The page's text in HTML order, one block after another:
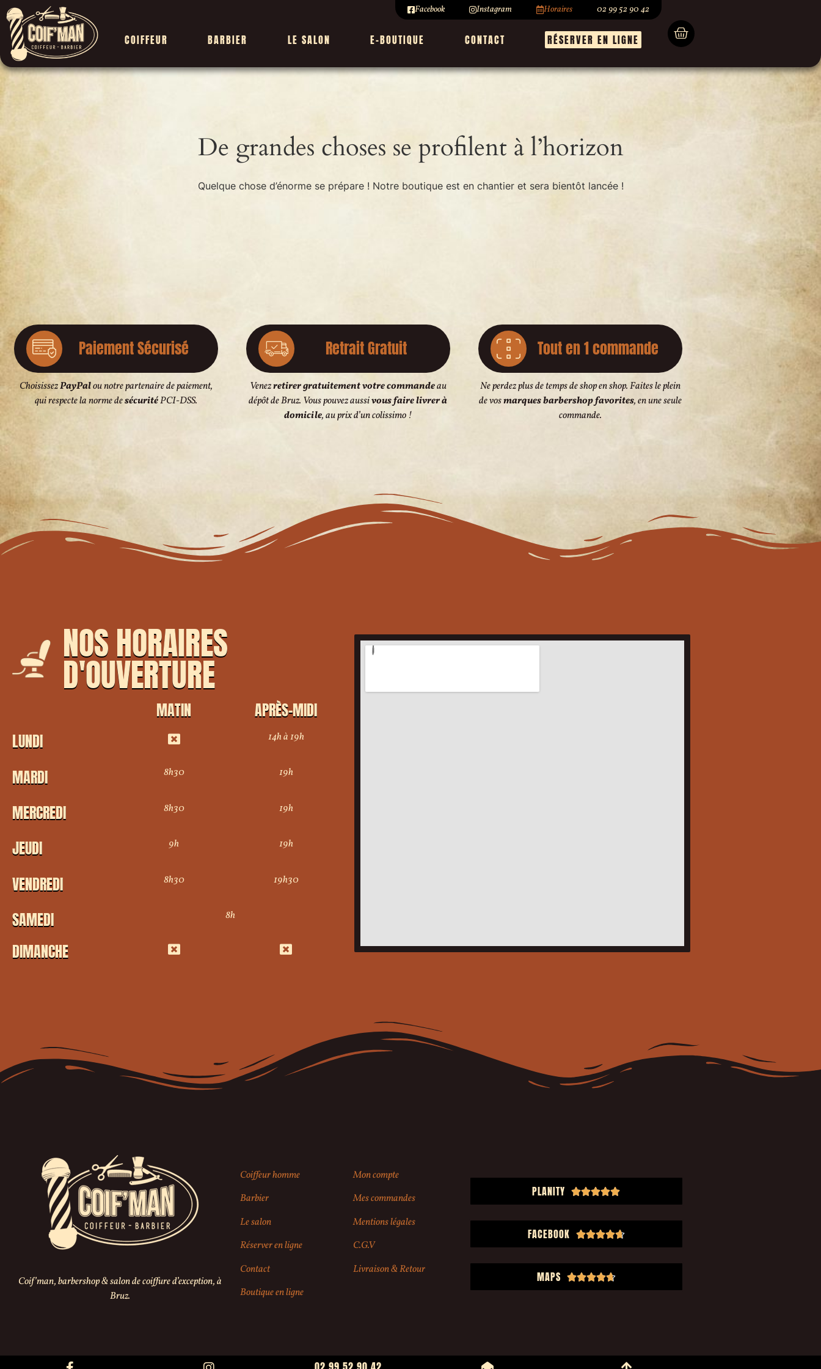
Facebook Instagram Horaires 02 99 52 90 42
COIFFEUR BARBIER LE SALON E-BOUTIQUE CONTACT RÉSERVER EN LIGNE
De grandes choses se profilent à l’horizon
Quelque chose d’énorme se prépare ! Notre boutique est en chantier et sera bientôt lancée !
Paiement Sécurisé
ChoisissezPayPalou notre partenaire de paiement,
qui respecte la norme desécuritéPCI-DSS.
Retrait Gratuit
Venezretirer gratuitement votre commandeau
dépôt de Bruz. Vous pouvez aussivous faire livrer à
domicile, au prix d’un colissimo !
Tout en 1 commande
Ne perdez plus de temps de shop en shop. Faites le plein
de vosmarques barbershop favorites, en une seule
commande.
NOS HORAIRES
D'OUVERTURE
MATIN
APRÈS-MIDI
LUNDI
14h à 19h
MARDI 8h30 19h
MERCREDI 8h30 19h
JEUDI 9h 19h
VENDREDI 8h30 19h30
SAMEDI 8h
DIMANCHE
Coif’man, barbershop & salon de coiffure d’exception, à
Bruz.
Coiffeur homme
Barbier
Le salon
Réserver en ligne
Contact
Boutique en ligne
Mon compte
Mes commandes
Mentions légales
C.G.V
Livraison & Retour
PLANITY 
FACEBOOK 
MAPS 